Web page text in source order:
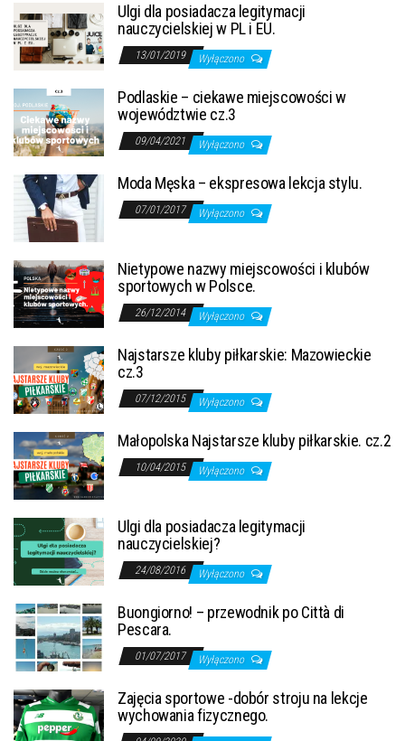
Ulgi dla posiadacza legitymacji
nauczycielskiej w PL i EU.
13/01/2019 Wyłączono
Podlaskie – ciekawe miejscowości w
województwie cz.3
09/04/2021 Wyłączono
Moda Męska – ekspresowa lekcja stylu.
07/01/2017 Wyłączono
Nietypowe nazwy miejscowości i klubów
sportowych w Polsce.
26/12/2014 Wyłączono
Najstarsze kluby piłkarskie: Mazowieckie
cz.3
07/12/2015 Wyłączono
Małopolska Najstarsze kluby piłkarskie. cz.2
10/04/2015 Wyłączono
Ulgi dla posiadacza legitymacji
nauczycielskiej?
24/08/2016 Wyłączono
Buongiorno! – przewodnik po Città di
Pescara.
01/07/2017 Wyłączono
Zajęcia sportowe -dobór stroju na lekcje
wychowania fizycznego.